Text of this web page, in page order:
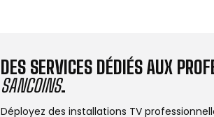
DES SERVICES DÉDIÉS AUX
SANCOINS.
Déployez des installations TV